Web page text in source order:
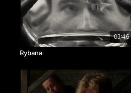
03:46
Rybana